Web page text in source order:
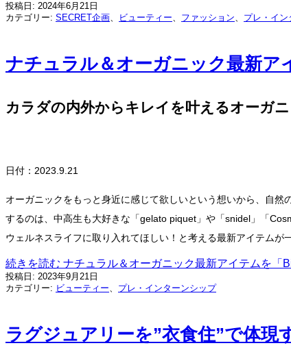
投稿日: 2024年6月21日
カテゴリー: SECRET企画、 ビューティー、 ファッション、 プレ・イ
ナチュラル＆オーガニック最新ア
カラダの内外からキレイを叶えるオーガ
日付：2023.9.21
オーガニックをもっと身近に感じて欲しいという想いから、自
するのは、中高生も大好きな「gelato piquet」や「snidel」「
ウェルネスライフに取り入れてほしい！と考える最新アイテムが
続きを読む ナチュラル＆オーガニック最新アイテムを「
投稿日: 2023年9月21日
カテゴリー: ビューティー、 プレ・インターンシップ
ラグジュアリーを”衣食住”で体現